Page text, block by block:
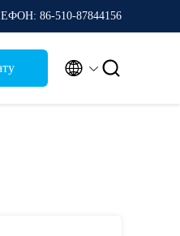
86-510-87844156
 